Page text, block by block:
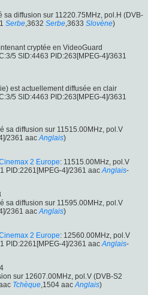
sa diffusion sur 11220.75MHz, pol.H (DVB-
Serbe ,3632 Serbe ,3633 Slovène)
cryptée en VideoGuard
5 SID:4463 PID:263[MPEG-4]/3631
est actuellement diffusée en clair
5 SID:4463 PID:263[MPEG-4]/3631
sa diffusion sur 11515.00MHz, pol.V
2361 aac Anglais)
2 Europe: 11515.00MHz, pol.V
PID:2261[MPEG-4]/2361 aac Anglais-
sa diffusion sur 11595.00MHz, pol.V
2361 aac Anglais)
2 Europe: 12560.00MHz, pol.V
PID:2261[MPEG-4]/2361 aac Anglais-
sur 12607.00MHz, pol.V (DVB-S2
Tchèque ,1504 aac Anglais)